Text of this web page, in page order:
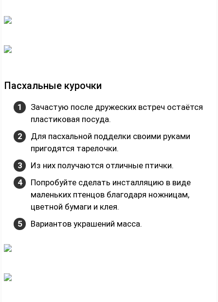
Пасхальные курочки
Зачастую после дружеских встреч остаётся
пластиковая посуда.
Для пасхальной подделки своими руками
пригодятся тарелочки.
Из них получаются отличные птички.
Попробуйте сделать инсталляцию в виде
маленьких птенцов благодаря ножницам,
цветной бумаги и клея.
Вариантов украшений масса.